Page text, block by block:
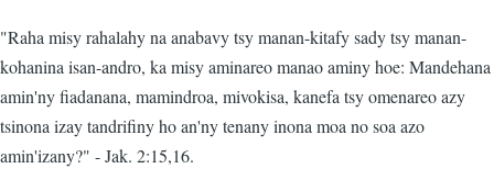
"Raha misy rahalahy na anabavy tsy manan-kitafy sady tsy manan-
kohanina isan-andro, ka misy aminareo manao aminy hoe: Mandehana
amin'ny fiadanana, mamindroa, mivokisa, kanefa tsy omenareo azy
tsinona izay tandrifiny ho an'ny tenany inona moa no soa azo
amin'izany?" - Jak. 2:15,16.